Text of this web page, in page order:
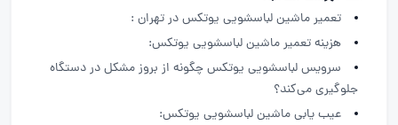
تعمیر ماشین لباسشویی یوتکس در تهران :
هزینه تعمیر ماشین لباسشویی یوتکس:
سرویس لباسشویی یوتکس چگونه از بروز مشکل در دستگاه
جلوگیری می‌کند؟
عیب یابی ماشین لباسشویی یوتکس: